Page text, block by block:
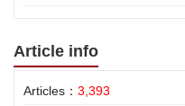
Article info
Articles： 3,393